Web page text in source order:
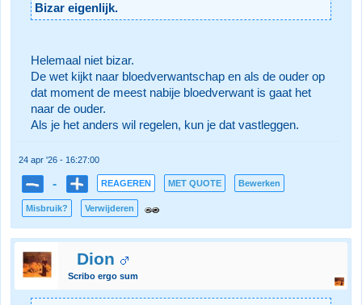
Bizar eigenlijk.
Helemaal niet bizar.
De wet kijkt naar bloedverwantschap en als de ouder op
dat moment de meest nabije bloedverwant is gaat het
naar de ouder.
Als je het anders wil regelen, kun je dat vastleggen.
24 apr '26 - 16:27:00
- REAGEREN MET QUOTE Bewerken
Misbruik? Verwijderen
Dion
Scribo ergo sum